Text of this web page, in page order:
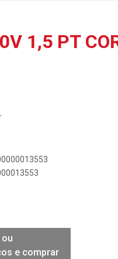
1,5 PT
e comprar